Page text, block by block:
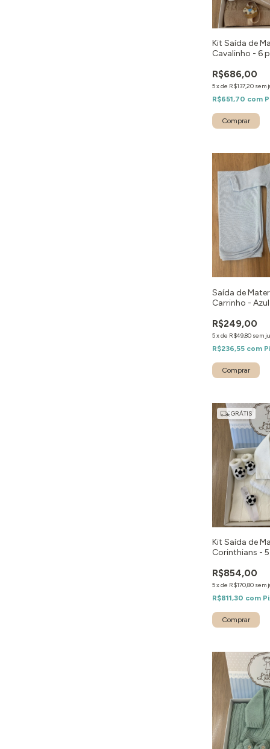
Kit Saída de
Cavalinho - 6
R$686,00
5xde R$137,20 sem
R$651,70 com
Saída de
Carrinho - Azul
R$249,00
5xde R$49,80 sem
R$236,55 com
Comprar
GRÁTIS
Kit Saída de
Corinthians -
R$854,00
5xde R$170,80 sem
R$811,30 com
Comprar